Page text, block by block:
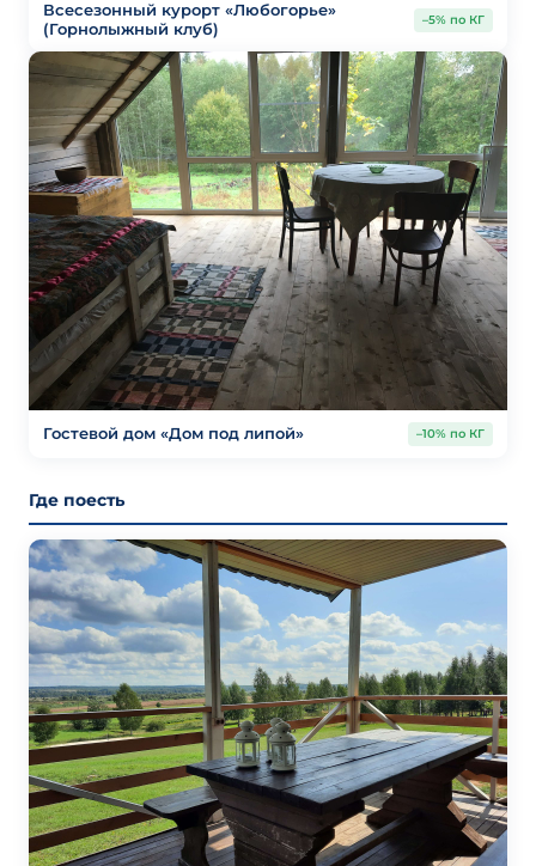
Всесезонный курорт «Любогорье»
(Горнолыжный клуб)
–5% по КГ
Гостевой дом «Дом под липой» –10% по КГ
Где поесть